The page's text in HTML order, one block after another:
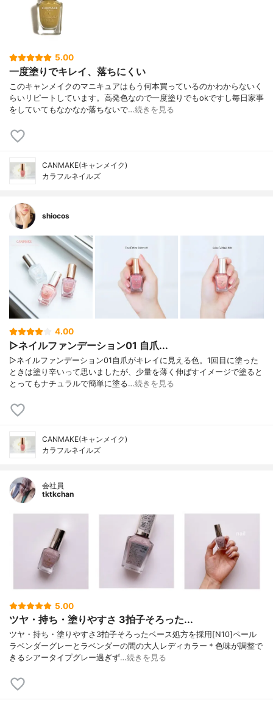
5.00
一度塗りでキレイ、落ちにくい
このキャンメイクのマニキュアはもう何本買っているのかわからないく
らいリピートしています。高発色なので一度塗りでもokですし毎日家事
をしていてもなかなか落ちないで…続きを見る
CANMAKE(キャンメイク)
カラフルネイルズ
shiocos
4.00
▷ネイルファンデーション01 自爪...
▷ネイルファンデーション01自爪がキレイに見える色。1回目に塗った
ときは塗り辛いって思いましたが、少量を薄く伸ばすイメージで塗ると
とってもナチュラルで簡単に塗る…続きを見る
CANMAKE(キャンメイク)
カラフルネイルズ
会社員
tktkchan
5.00
ツヤ・持ち・塗りやすさ 3拍子そろった...
ツヤ・持ち・塗りやすさ3拍子そろったベース処方を採用[N10]ペール
ラベンダーグレーとラベンダーの間の大人レディカラー＊色味が調整で
きるシアータイプグレー過ぎず…続きを見る